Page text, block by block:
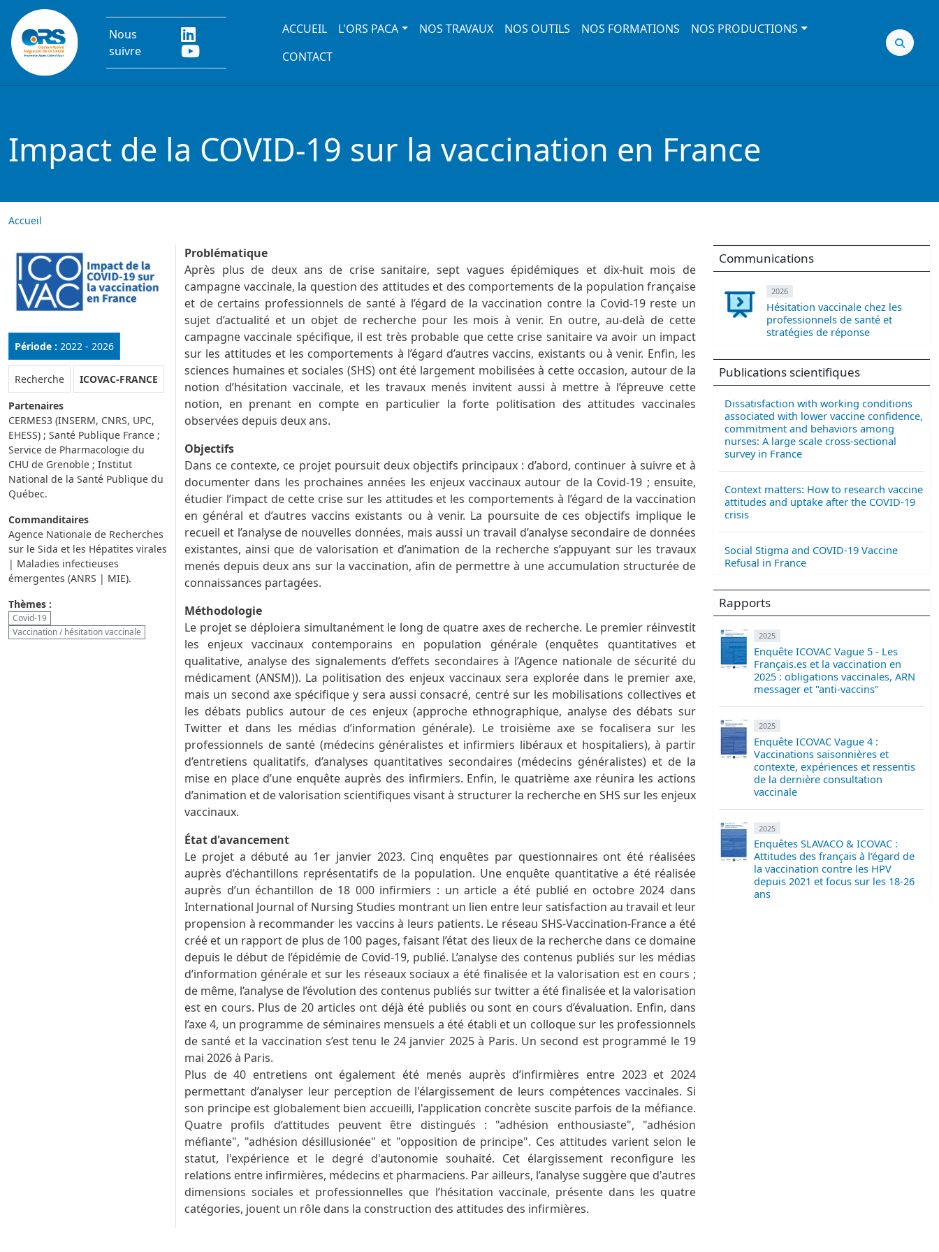
Aller au contenu principal
Nous
suivre
Main navigation
ACCUEIL L'ORS PACA NOS TRAVAUX NOS OUTILS NOS FORMATIONS
NOS PRODUCTIONS
CONTACT
Impact de la COVID-19 sur la vaccination en France
Accueil
Image
Période : 2022 - 2026
Rubrique :
Recherche
ICOVAC-FRANCE
Partenaires
CERMES3 (INSERM, CNRS, UPC,
EHESS) ; Santé Publique France ;
Service de Pharmacologie du
CHU de Grenoble ; Institut
National de la Santé Publique du
Québec.
Commanditaires
Agence Nationale de Recherches
sur le Sida et les Hépatites virales
| Maladies infectieuses
émergentes (ANRS | MIE).
Thèmes :
Covid-19
Vaccination / hésitation vaccinale
Problématique
Après plus de deux ans de crise sanitaire, sept vagues épidémiques et dix-huit mois de
campagne vaccinale, la question des attitudes et des comportements de la population française
et de certains professionnels de santé à l’égard de la vaccination contre la Covid-19 reste un
sujet d’actualité et un objet de recherche pour les mois à venir. En outre, au-delà de cette
campagne vaccinale spécifique, il est très probable que cette crise sanitaire va avoir un impact
sur les attitudes et les comportements à l’égard d’autres vaccins, existants ou à venir. Enfin, les
sciences humaines et sociales (SHS) ont été largement mobilisées à cette occasion, autour de la
notion d’hésitation vaccinale, et les travaux menés invitent aussi à mettre à l’épreuve cette
notion, en prenant en compte en particulier la forte politisation des attitudes vaccinales
observées depuis deux ans.
Objectifs
Dans ce contexte, ce projet poursuit deux objectifs principaux : d’abord, continuer à suivre et à
documenter dans les prochaines années les enjeux vaccinaux autour de la Covid-19 ; ensuite,
étudier l’impact de cette crise sur les attitudes et les comportements à l’égard de la vaccination
en général et d’autres vaccins existants ou à venir. La poursuite de ces objectifs implique le
recueil et l’analyse de nouvelles données, mais aussi un travail d’analyse secondaire de données
existantes, ainsi que de valorisation et d’animation de la recherche s’appuyant sur les travaux
menés depuis deux ans sur la vaccination, afin de permettre à une accumulation structurée de
connaissances partagées.
Méthodologie
Le projet se déploiera simultanément le long de quatre axes de recherche. Le premier réinvestit
les enjeux vaccinaux contemporains en population générale (enquêtes quantitatives et
qualitative, analyse des signalements d’effets secondaires à l’Agence nationale de sécurité du
médicament (ANSM)). La politisation des enjeux vaccinaux sera explorée dans le premier axe,
mais un second axe spécifique y sera aussi consacré, centré sur les mobilisations collectives et
les débats publics autour de ces enjeux (approche ethnographique, analyse des débats sur
Twitter et dans les médias d’information générale). Le troisième axe se focalisera sur les
professionnels de santé (médecins généralistes et infirmiers libéraux et hospitaliers), à partir
d’entretiens qualitatifs, d’analyses quantitatives secondaires (médecins généralistes) et de la
mise en place d’une enquête auprès des infirmiers. Enfin, le quatrième axe réunira les actions
d’animation et de valorisation scientifiques visant à structurer la recherche en SHS sur les enjeux
vaccinaux.
État d'avancement
Le projet a débuté au 1er janvier 2023. Cinq enquêtes par questionnaires ont été réalisées
auprès d’échantillons représentatifs de la population. Une enquête quantitative a été réalisée
auprès d’un échantillon de 18 000 infirmiers : un article a été publié en octobre 2024 dans
International Journal of Nursing Studies montrant un lien entre leur satisfaction au travail et leur
propension à recommander les vaccins à leurs patients. Le réseau SHS-Vaccination-France a été
créé et un rapport de plus de 100 pages, faisant l’état des lieux de la recherche dans ce domaine
depuis le début de l’épidémie de Covid-19, publié. L’analyse des contenus publiés sur les médias
d’information générale et sur les réseaux sociaux a été finalisée et la valorisation est en cours ;
de même, l’analyse de l’évolution des contenus publiés sur twitter a été finalisée et la valorisation
est en cours. Plus de 20 articles ont déjà été publiés ou sont en cours d’évaluation. Enfin, dans
l’axe 4, un programme de séminaires mensuels a été établi et un colloque sur les professionnels
de santé et la vaccination s’est tenu le 24 janvier 2025 à Paris. Un second est programmé le 19
mai 2026 à Paris.
Plus de 40 entretiens ont également été menés auprès d’infirmières entre 2023 et 2024
permettant d’analyser leur perception de l'élargissement de leurs compétences vaccinales. Si
son principe est globalement bien accueilli, l'application concrète suscite parfois de la méfiance.
Quatre profils d’attitudes peuvent être distingués : "adhésion enthousiaste", "adhésion
méfiante", "adhésion désillusionée" et "opposition de principe". Ces attitudes varient selon le
statut, l'expérience et le degré d'autonomie souhaité. Cet élargissement reconfigure les
relations entre infirmières, médecins et pharmaciens. Par ailleurs, l’analyse suggère que d'autres
dimensions sociales et professionnelles que l’hésitation vaccinale, présente dans les quatre
catégories, jouent un rôle dans la construction des attitudes des infirmières.
Communications
2026
Hésitation vaccinale chez les
professionnels de santé et
stratégies de réponse
Publications scientifiques
Dissatisfaction with working conditions
associated with lower vaccine confidence,
commitment and behaviors among
nurses: A large scale cross-sectional
survey in France
Context matters: How to research vaccine
attitudes and uptake after the COVID-19
crisis
Social Stigma and COVID-19 Vaccine
Refusal in France
Rapports
2025
Enquête ICOVAC Vague 5 - Les
Français.es et la vaccination en
2025 : obligations vaccinales, ARN
messager et "anti-vaccins"
2025
Enquête ICOVAC Vague 4 :
Vaccinations saisonnières et
contexte, expériences et ressentis
de la dernière consultation
vaccinale
2025
Enquêtes SLAVACO & ICOVAC :
Attitudes des français à l’égard de
la vaccination contre les HPV
depuis 2021 et focus sur les 18-26
ans